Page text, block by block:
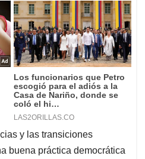
y las transiciones
buena práctica democrática